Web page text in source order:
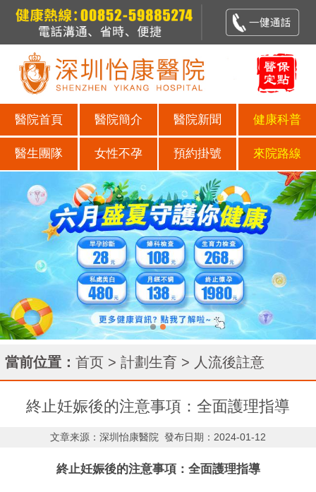
醫院首頁 醫院簡介 醫院新聞 健康科普
醫生團隊 女性不孕 預約掛號 來院路線
當前位置： 首页 > 計劃生育 > 人流後註意
終止妊娠後的注意事項：全面護理指導
文章来源：深圳怡康醫院 發布日期：2024-01-12
終止妊娠後的注意事項：全面護理指導